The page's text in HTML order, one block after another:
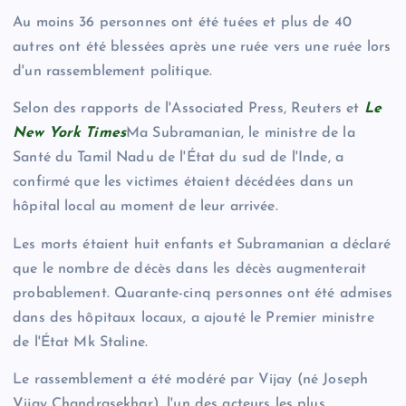
Au moins 36 personnes ont été tuées et plus de 40
autres ont été blessées après une ruée vers une ruée lors
d'un rassemblement politique.
Selon des rapports de l'Associated Press, Reuters et Le
New York TimesMa Subramanian, le ministre de la
Santé du Tamil Nadu de l'État du sud de l'Inde, a
confirmé que les victimes étaient décédées dans un
hôpital local au moment de leur arrivée.
Les morts étaient huit enfants et Subramanian a déclaré
que le nombre de décès dans les décès augmenterait
probablement. Quarante-cinq personnes ont été admises
dans des hôpitaux locaux, a ajouté le Premier ministre
de l'État Mk Staline.
Le rassemblement a été modéré par Vijay (né Joseph